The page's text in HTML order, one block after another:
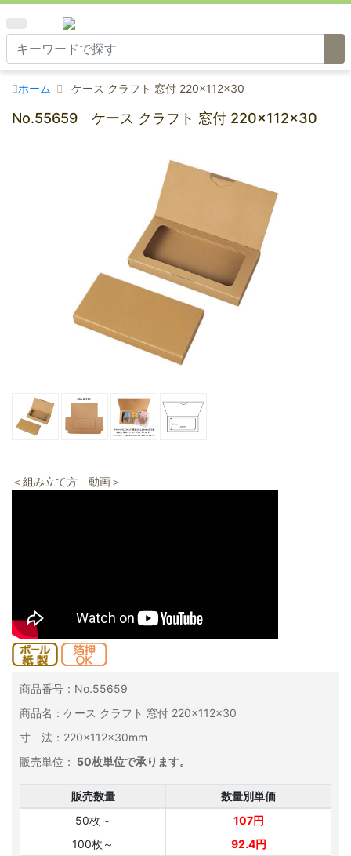
ホーム ケース クラフト 窓付 220×112×30
No.55659 ケース クラフト 窓付 220×112×30
＜組み立て方 動画＞
商品番号：No.55659
商品名：ケース クラフト 窓付 220×112×30
寸 法：220×112×30mm
販売単位： 50枚単位で承ります。
販売数量
数量別単価
50枚～
107円
100枚～
92.4円